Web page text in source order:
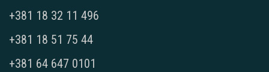
+381 18 32 11 496
+381 18 51 75 44
+381 64 647 0101